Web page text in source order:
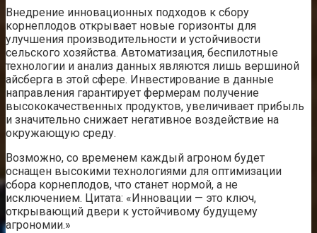
Внедрение инновационных подходов к сбору
корнеплодов открывает новые горизонты для
улучшения производительности и устойчивости
сельского хозяйства. Автоматизация, беспилотные
технологии и анализ данных являются лишь вершиной
айсберга в этой сфере. Инвестирование в данные
направления гарантирует фермерам получение
высококачественных продуктов, увеличивает прибыль
и значительно снижает негативное воздействие на
окружающую среду.
Возможно, со временем каждый агроном будет
оснащен высокими технологиями для оптимизации
сбора корнеплодов, что станет нормой, а не
исключением. Цитата: «Инновации — это ключ,
открывающий двери к устойчивому будущему
агрономии.»